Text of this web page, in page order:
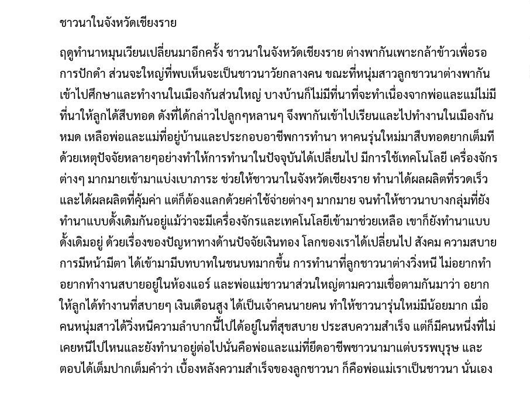
ชาวนาในจังหวัดเชียงราย
ฤดูทำนาหมุนเวียนเปลี่ยนมาอีกครั้ง ชาวนาในจังหวัดเชียงราย ต่างพากันเพาะกล้าข้าวเพื่อรอ
การปักดำ ส่วนจะใหญ่ที่พบเห็นจะเป็นชาวนาวัยกลางคน ขณะที่หนุ่มสาวลูกชาวนาต่างพากัน
เข้าไปศึกษาและทำงานในเมืองกันส่วนใหญ่ บางบ้านก็ไม่มีที่นาที่จะทำเนื่องจากพ่อและแม่ไม่มี
ที่นาให้ลูกได้สืบทอด ดังที่ได้กล่าวไปลูกๆหลานๆ จึงพากันเข้าไปเรียนและไปทำงานในเมืองกัน
หมด เหลือพ่อและแม่ที่อยู่บ้านและประกอบอาชีพการทำนา หาคนรุ่นใหม่มาสืบทอดยากเต็มที
ด้วยเหตุปัจจัยหลายๆอย่างทำให้การทำนาในปัจจุบันได้เปลี่ยนไป มีการใช้เทคโนโลยี เครื่องจักร
ต่างๆ มากมายเข้ามาแบ่งเบาภาระ ช่วยให้ชาวนาในจังหวัดเชียงราย ทำนาได้ผลผลิตที่รวดเร็ว
และได้ผลผลิตที่คุ้มค่า แต่ก็ต้องแลกด้วยค่าใช้จ่ายต่างๆ มากมาย จนทำให้ชาวนาบางกลุ่มที่ยัง
ทำนาแบบดั้งเดิมกันอยู่แม้ว่าจะมีเครื่องจักรและเทคโนโลยีเข้ามาช่วยเหลือ เขาก็ยังทำนาแบบ
ดั้งเดิมอยู่ ด้วยเรื่องของปัญหาทางด้านปัจจัยเงินทอง โลกของเราได้เปลี่ยนไป สังคม ความสบาย
การมีหน้ามีตา ได้เข้ามามีบทบาทในชนบทมากขึ้น การทำนาที่ลูกชาวนาต่างวิ่งหนี ไม่อยากทำ
อยากทำงานสบายอยู่ในห้องแอร์ และพ่อแม่ชาวนาส่วนใหญ่ตามความเชื่อตามกันมาว่า อยาก
ให้ลูกได้ทำงานที่สบายๆ เงินเดือนสูง ได้เป็นเจ้าคนนายคน ทำให้ชาวนารุ่นใหม่มีน้อยมาก เมื่อ
คนหนุ่มสาวได้วิ่งหนีความลำบากนี้ไปได้อยู่ในที่สุขสบาย ประสบความสำเร็จ แต่ก็มีคนหนึ่งที่ไม่
เคยหนีไปไหนและยังทำนาอยู่ต่อไปนั่นคือพ่อและแม่ที่ยึดอาชีพชาวนามาแต่บรรพบุรุษ และ
ตอบได้เต็มปากเต็มคำว่า เบื้องหลังความสำเร็จของลูกชาวนา ก็คือพ่อแม่เราเป็นชาวนา นั่นเอง